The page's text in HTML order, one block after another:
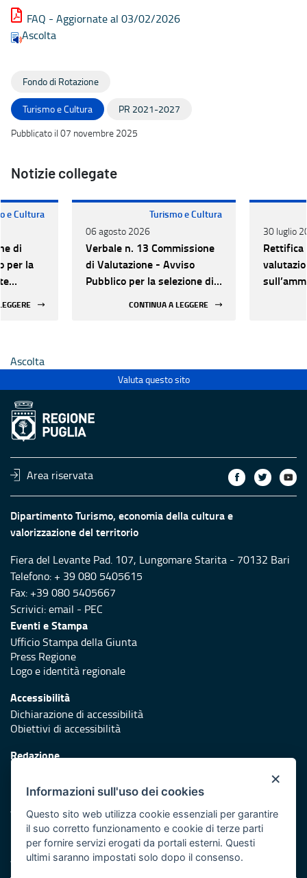
FAQ - Aggiornate al 03/02/2026
Ascolta
Fondo di Rotazione
Turismo e Cultura
PR 2021-2027
Pubblicato il 07 novembre 2025
Notizie collegate
e Cultura
di
per la
Turismo e Cultura
06 agosto 2026
Verbale n. 13 Commissione
di Valutazione - Avviso
Pubblico per la selezione di
CONTINUA A LEGGERE
30 luglio
Rettifica
Ascolta
Valuta questo sito
Area riservata
Dipartimento Turismo, economia della cultura e
valorizzazione del territorio
Fiera del Levante Pad. 107, Lungomare Starita - 70132 Bari
Telefono: + 39 080 5405615
Fax: +39 080 5405667
Scrivici:email - PEC
Eventi e Stampa
Ufficio Stampa della Giunta
Press Regione
Logo e identità regionale
Accessibilità
Dichiarazione di accessibilità
Obiettivi di accessibilità
Redazione
Protezione civile
Vai al sito di Protezione Civile Puglia
Iniziativa finanziata con risorse del POR Puglia 2014/2020 -
Asse XI
×
Informazioni sull'uso dei cookies
Questo sito web utilizza cookie essenziali per garantire
il suo corretto funzionamento e cookie di terze parti
per fornire servizi erogati da portali esterni. Questi
ultimi saranno impostati solo dopo il consenso.